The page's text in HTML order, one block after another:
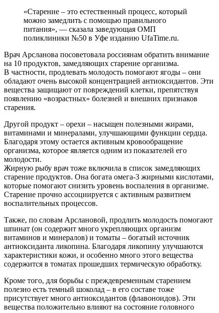
«Старение – это естественный процесс, который
можно замедлить с помощью правильного
питания», — сказала заведующая ОМП
поликлиники №50 в Уфе изданию UfaTime.ru.
Врач Арсланова посоветовала россиянам обратить внимание
на 10 продуктов, замедляющих старение организма.
В частности, продлевать молодость помогают ягоды – они
обладают очень высокой концентрацией антиоксидантов. Эти
вещества защищают от повреждений клетки, препятствуя
появлению «возрастных» болезней и внешних признаков
старения.
Другой продукт – орехи – насыщен полезными жирами,
витаминами и минералами, улучшающими функции сердца.
Благодаря этому остается активным кровообращение
организма, которое является одним из показателей его
молодости.
Жирную рыбу врач тоже включила в список замедляющих
старение продуктов. Она богата омега-3 жирными кислотами,
которые помогают снизить уровень воспаления в организме.
Старение прочно ассоциируется с активным развитием
воспалительных процессов.
Также, по словам Арслановой, продлить молодость помогают
шпинат (он содержит много укрепляющих организм
витаминов и минералов) и томаты – богатый источник
антиоксиданта ликопина. Благодаря ликопину улучшаются
характеристики кожи, и особенно много этого вещества
содержится в томатах прошедших термическую обработку.
Кроме того, для борьбы с преждевременным старением
полезно есть темный шоколад – в его составе тоже
присутствует много антиоксидантов (флавоноидов). Эти
вещества положительно влияют на состояние головного